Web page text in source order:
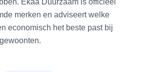
merken en adviseert welke
economisch het beste past bij